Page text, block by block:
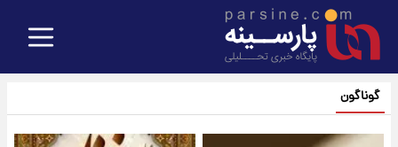
گوناگون